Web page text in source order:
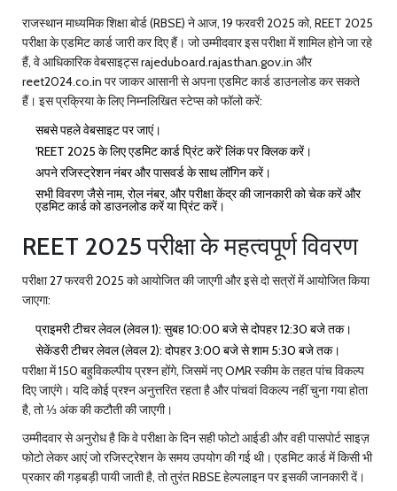
राजस्थान माध्यमिक शिक्षा बोर्ड (RBSE) ने आज, 19 फरवरी 2025 को, REET 2025
परीक्षा के एडमिट कार्ड जारी कर दिए हैं। जो उम्मीदवार इस परीक्षा में शामिल होने जा रहे
हैं, वे आधिकारिक वेबसाइट्स rajeduboard.rajasthan.gov.in और
reet2024.co.in पर जाकर आसानी से अपना एडमिट कार्ड डाउनलोड कर सकते
हैं। इस प्रक्रिया के लिए निम्नलिखित स्टेप्स को फॉलो करें:
सबसे पहले वेबसाइट पर जाएं।
'REET 2025 के लिए एडमिट कार्ड प्रिंट करें' लिंक पर क्लिक करें।
अपने रजिस्ट्रेशन नंबर और पासवर्ड के साथ लॉगिन करें।
सभी विवरण जैसे नाम, रोल नंबर, और परीक्षा केंद्र की जानकारी को चेक करें और
एडमिट कार्ड को डाउनलोड करें या प्रिंट करें।
REET 2025 परीक्षा के महत्वपूर्ण विवरण
परीक्षा 27 फरवरी 2025 को आयोजित की जाएगी और इसे दो सत्रों में आयोजित किया
जाएगा:
प्राइमरी टीचर लेवल(लेवल 1): सुबह 10:00 बजे से दोपहर 12:30 बजे तक।
सेकेंडरी टीचर लेवल(लेवल 2): दोपहर 3:00 बजे से शाम 5:30 बजे तक।
परीक्षा में 150 बहुविकल्पीय प्रश्न होंगे, जिसमें नए OMR स्कीम के तहत पांच विकल्प
दिए जाएंगे। यदि कोई प्रश्न अनुत्तरित रहता है और पांचवां विकल्प नहीं चुना गया होता
है, तो ⅓ अंक की कटौती की जाएगी।
उम्मीदवार से अनुरोध है कि वे परीक्षा के दिन सही फोटो आईडी और वही पासपोर्ट साइज़
फोटो लेकर आएं जो रजिस्ट्रेशन के समय उपयोग की गई थी। एडमिट कार्ड में किसी भी
प्रकार की गड़बड़ी पायी जाती है, तो तुरंत RBSE हेल्पलाइन पर इसकी जानकारी दें।